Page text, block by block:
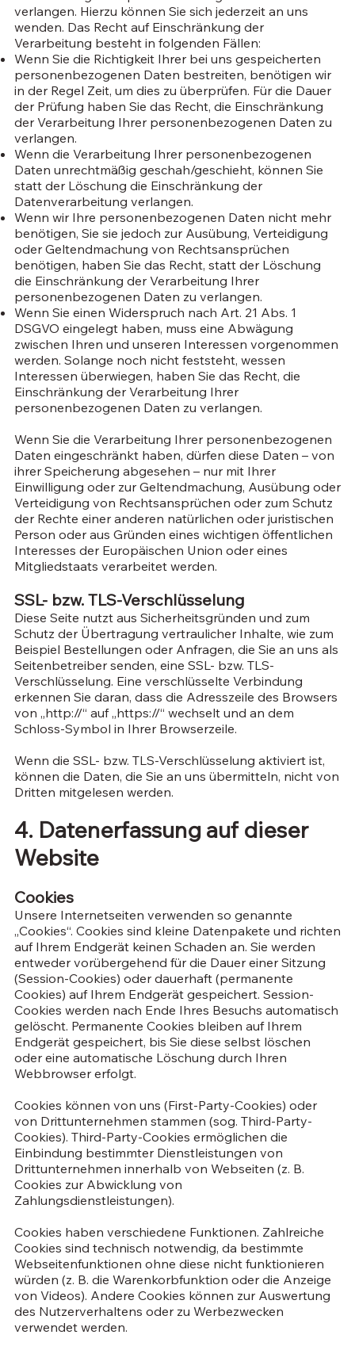
verlangen. Hierzu können Sie sich jederzeit an uns
wenden. Das Recht auf Einschränkung der
Verarbeitung besteht in folgenden Fällen:
Wenn Sie die Richtigkeit Ihrer bei uns gespeicherten
personenbezogenen Daten bestreiten, benötigen wir
in der Regel Zeit, um dies zu überprüfen. Für die Dauer
der Prüfung haben Sie das Recht, die Einschränkung
der Verarbeitung Ihrer personenbezogenen Daten zu
verlangen.
Wenn die Verarbeitung Ihrer personenbezogenen
Daten unrechtmäßig geschah/geschieht, können Sie
statt der Löschung die Einschränkung der
Datenverarbeitung verlangen.
Wenn wir Ihre personenbezogenen Daten nicht mehr
benötigen, Sie sie jedoch zur Ausübung, Verteidigung
oder Geltendmachung von Rechtsansprüchen
benötigen, haben Sie das Recht, statt der Löschung
die Einschränkung der Verarbeitung Ihrer
personenbezogenen Daten zu verlangen.
Wenn Sie einen Widerspruch nach Art. 21 Abs. 1
DSGVO eingelegt haben, muss eine Abwägung
zwischen Ihren und unseren Interessen vorgenommen
werden. Solange noch nicht feststeht, wessen
Interessen überwiegen, haben Sie das Recht, die
Einschränkung der Verarbeitung Ihrer
personenbezogenen Daten zu verlangen.
Wenn Sie die Verarbeitung Ihrer personenbezogenen
Daten eingeschränkt haben, dürfen diese Daten – von
ihrer Speicherung abgesehen – nur mit Ihrer
Einwilligung oder zur Geltendmachung, Ausübung oder
Verteidigung von Rechtsansprüchen oder zum Schutz
der Rechte einer anderen natürlichen oder juristischen
Person oder aus Gründen eines wichtigen öffentlichen
Interesses der Europäischen Union oder eines
Mitgliedstaats verarbeitet werden.
SSL- bzw. TLS-Verschlüsselung
Diese Seite nutzt aus Sicherheitsgründen und zum
Schutz der Übertragung vertraulicher Inhalte, wie zum
Beispiel Bestellungen oder Anfragen, die Sie an uns als
Seitenbetreiber senden, eine SSL- bzw. TLS-
Verschlüsselung. Eine verschlüsselte Verbindung
erkennen Sie daran, dass die Adresszeile des Browsers
von „http://“ auf „https://“ wechselt und an dem
Schloss-Symbol in Ihrer Browserzeile.
Wenn die SSL- bzw. TLS-Verschlüsselung aktiviert ist,
können die Daten, die Sie an uns übermitteln, nicht von
Dritten mitgelesen werden.
4. Datenerfassung auf dieser
Website
Cookies
Unsere Internetseiten verwenden so genannte
„Cookies“. Cookies sind kleine Datenpakete und richten
auf Ihrem Endgerät keinen Schaden an. Sie werden
entweder vorübergehend für die Dauer einer Sitzung
(Session-Cookies) oder dauerhaft (permanente
Cookies) auf Ihrem Endgerät gespeichert. Session-
Cookies werden nach Ende Ihres Besuchs automatisch
gelöscht. Permanente Cookies bleiben auf Ihrem
Endgerät gespeichert, bis Sie diese selbst löschen
oder eine automatische Löschung durch Ihren
Webbrowser erfolgt.
Cookies können von uns (First-Party-Cookies) oder
von Drittunternehmen stammen (sog. Third-Party-
Cookies). Third-Party-Cookies ermöglichen die
Einbindung bestimmter Dienstleistungen von
Drittunternehmen innerhalb von Webseiten (z. B.
Cookies zur Abwicklung von
Zahlungsdienstleistungen).
Cookies haben verschiedene Funktionen. Zahlreiche
Cookies sind technisch notwendig, da bestimmte
Webseitenfunktionen ohne diese nicht funktionieren
würden (z. B. die Warenkorbfunktion oder die Anzeige
von Videos). Andere Cookies können zur Auswertung
des Nutzerverhaltens oder zu Werbezwecken
verwendet werden.